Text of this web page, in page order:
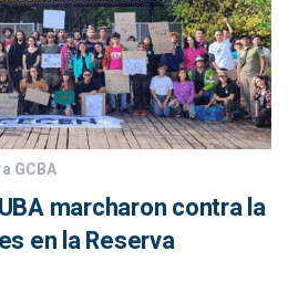
GCBA
marcharon contra la
en la Reserva